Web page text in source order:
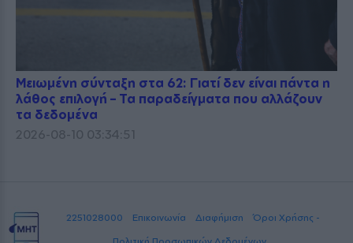
Μειωμένη σύνταξη στα 62: Γιατί δεν είναι πάντα η
λάθος επιλογή – Τα παραδείγματα που αλλάζουν
τα δεδομένα
2026-08-10 03:34:51
2251028000 Επικοινωνία Διαφήμιση
Όροι Χρήσης -